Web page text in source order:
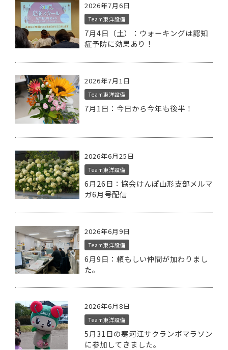
2026年7月6日
Team東洋設備
7月4日（土）：ウォーキングは認知
症予防に効果あり！
2026年7月1日
Team東洋設備
7月1日：今日から今年も後半！
2026年6月25日
Team東洋設備
6月26日：協会けんぽ山形支部メルマ
ガ6月号配信
2026年6月9日
Team東洋設備
6月9日：頼もしい仲間が加わりまし
た。
2026年6月8日
Team東洋設備
5月31日の寒河江サクランボマラソン
に参加してきました。